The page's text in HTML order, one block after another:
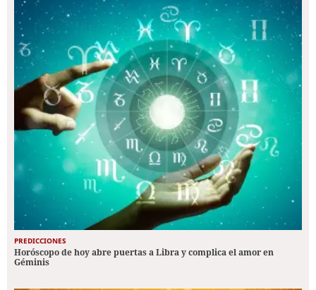
PREDICCIONES
Horóscopo de hoy abre puertas a Libra y complica el amor en
Géminis